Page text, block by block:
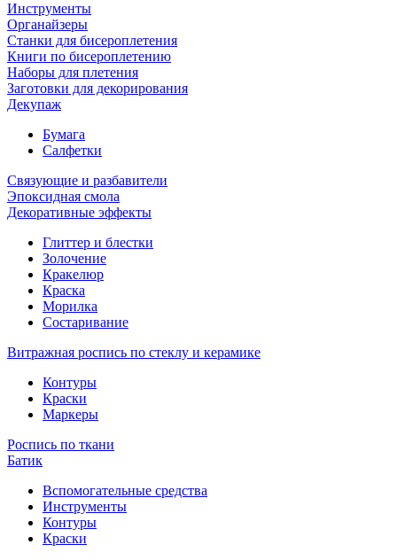
Инструменты
Органайзеры
Станки для бисероплетения
Книги по бисероплетению
Наборы для плетения
Заготовки для декорирования
Декупаж
Бумага
Салфетки
Связующие и разбавители
Эпоксидная смола
Декоративные эффекты
Глиттер и блестки
Золочение
Кракелюр
Краска
Морилка
Состаривание
Витражная роспись по стеклу и керамике
Контуры
Краски
Маркеры
Роспись по ткани
Батик
Вспомогательные средства
Инструменты
Контуры
Краски